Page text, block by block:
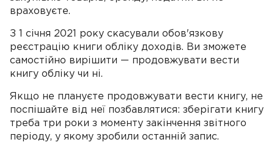
враховуєте.
З 1 січня 2021 року скасували обов'язкову
реєстрацію книги обліку доходів. Ви зможете
самостійно вирішити — продовжувати вести
книгу обліку чи ні.
Якщо не плануєте продовжувати вести книгу, не
поспішайте від неї позбавлятися: зберігати книгу
треба три роки з моменту закінчення звітного
періоду, у якому зробили останній запис.